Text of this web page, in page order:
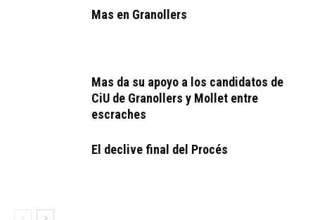
Mas en Granollers
Mas da su apoyo a los candidatos de
CiU de Granollers y Mollet entre
escraches
El declive final del Procés